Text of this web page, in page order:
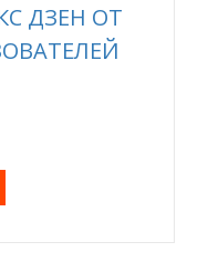
ДЗЕН ОТ